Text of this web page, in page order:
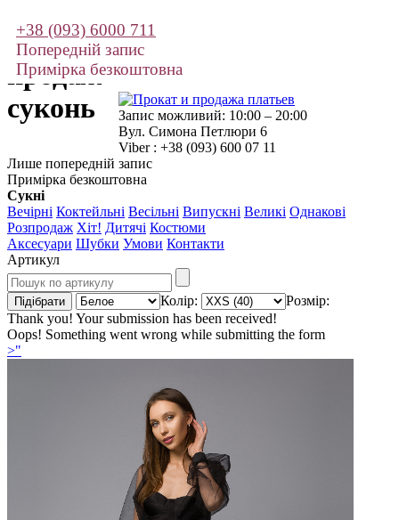
Прокат і
продаж
суконь
+38 (093) 6000 711
Попередній запис
Примірка безкоштовна
Запис можливий: 10:00 – 20:00
Вул. Симона Петлюри 6
Viber : +38 (093) 600 07 11
Лише попередній запис
Примірка безкоштовна
Сукні
Вечірні Коктейльні Весільні Випускні Великі Однакові
Розпродаж Хіт! Дитячі Костюми
Аксесуари Шубки Умови Контакти
Артикул
Колір:
Розмір:
Thank you! Your submission has been received!
Oops! Something went wrong while submitting the form
>"